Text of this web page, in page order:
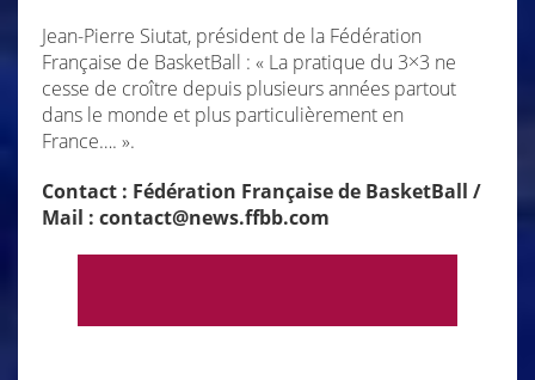
Jean-Pierre Siutat, président de la Fédération
Française de BasketBall : « La pratique du 3×3 ne
cesse de croître depuis plusieurs années partout
dans le monde et plus particulièrement en
France…. ».
Contact : Fédération Française de BasketBall /
Mail : contact@news.ffbb.com